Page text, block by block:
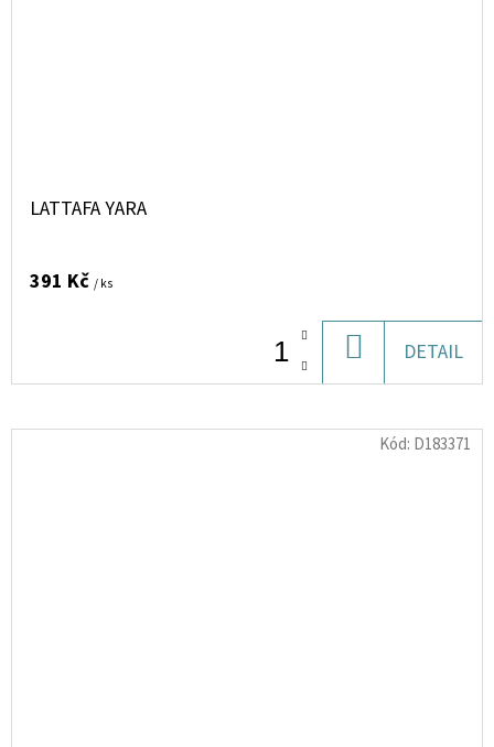
LATTAFA YARA
391 Kč / ks
KOŠÍKU
DETAIL
Kód: D183371